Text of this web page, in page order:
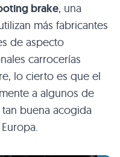
brake, una
más fabricantes
de aspecto
carrocerías
lo cierto es que el
a algunos de
buena acogida